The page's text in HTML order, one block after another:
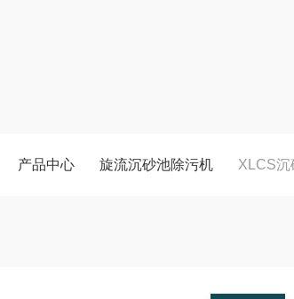
产品中心 旋流沉砂池除污机 XLCS沉